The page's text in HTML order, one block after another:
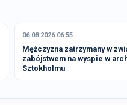
06.08.2026 06:55
Mężczyzna zatrzymany w
zabójstwem na wyspie w
Sztokholmu